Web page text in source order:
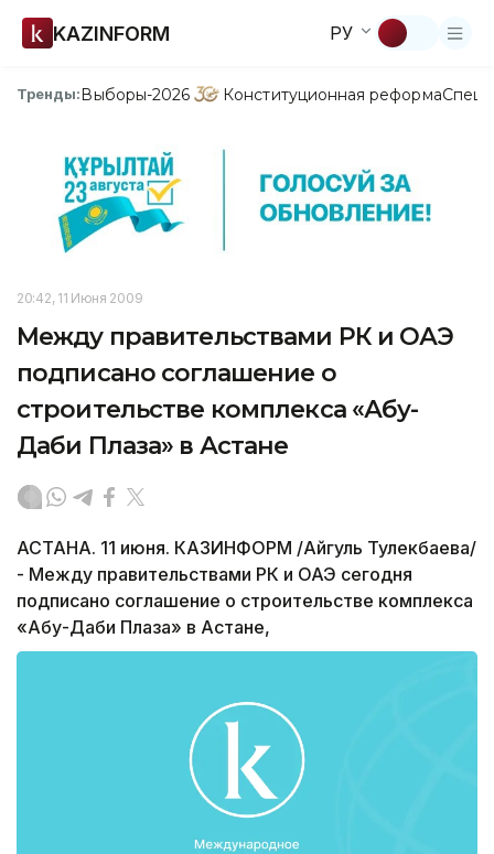
KAZINFORM РУ
Тренды:Выборы-2026 Конституционная реформа
20:42, 11 Июня 2009
Между правительствами РК и ОАЭ
подписано соглашение о
строительстве комплекса «Абу-
Даби Плаза» в Астане
АСТАНА. 11 июня. КАЗИНФОРМ /Айгуль Тулекбаева/
- Между правительствами РК и ОАЭ сегодня
подписано соглашение о строительстве комплекса
«Абу-Даби Плаза» в Астане,